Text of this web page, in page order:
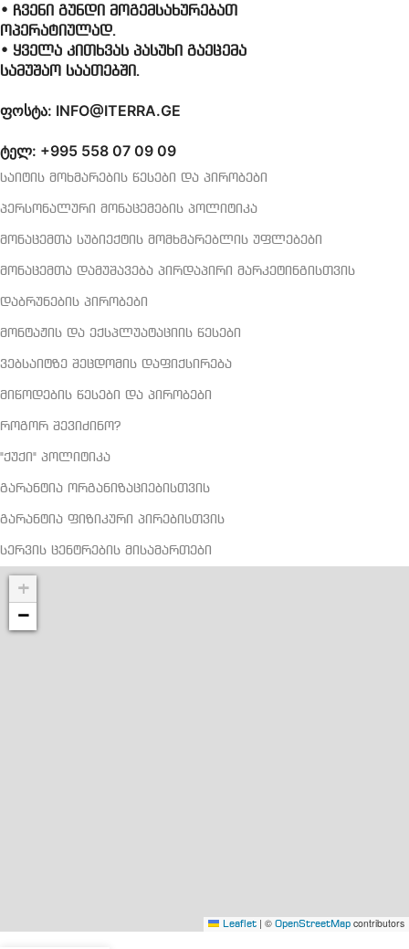
• ჩვენი გუნდი მოგემსახურებათ
ოპერატიულად.
• ყველა კითხვას პასუხი გაეცემა
სამუშაო საათებში.
ფოსტა: INFO@ITERRA.GE
ტელ: +995 558 07 09 09
საიტის მოხმარების წესები და პირობები
პერსონალური მონაცემების პოლიტიკა
მონაცემთა სუბიექტის მომხმარებლის უფლებები
მონაცემთა დამუშავება პირდაპირი მარკეტინგისთვის
დაბრუნების პირობები
მონტაჟის და ექსპლუატაციის წესები
ვებსაიტზე შეცდომის დაფიქსირება
მიწოდების წესები და პირობები
როგორ შევიძინო?
"ქუქი" პოლიტიკა
გარანტია ორგანიზაციებისთვის
გარანტია ფიზიკური პირებისთვის
სერვის ცენტრების მისამართები
+
−
Leaflet | © OpenStreetMap contributors